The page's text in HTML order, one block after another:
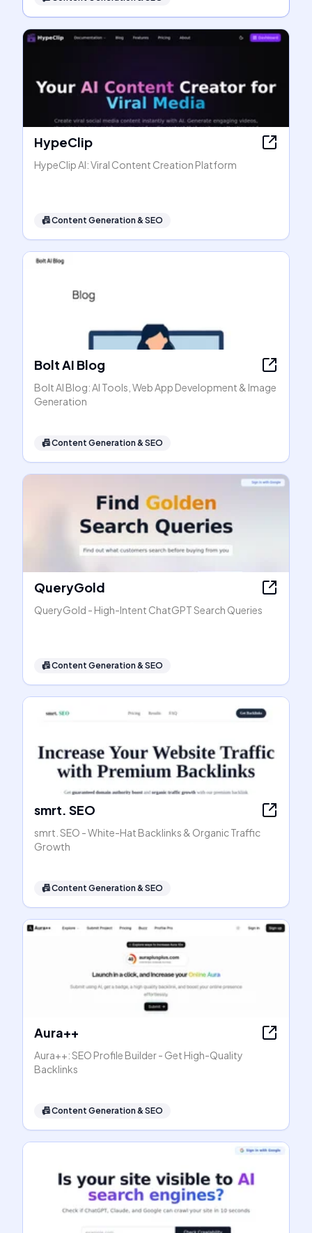
HypeClip
HypeClip AI: Viral Content Creation Platform
📠Content Generation & SEO
Bolt AI Blog
Bolt AI Blog: AI Tools, Web App Development & Image
Generation
📠Content Generation & SEO
QueryGold
QueryGold - High-Intent ChatGPT Search Queries
📠Content Generation & SEO
smrt. SEO
smrt. SEO - White-Hat Backlinks & Organic Traffic
Growth
📠Content Generation & SEO
Aura++
Aura++: SEO Profile Builder - Get High-Quality
Backlinks
📠Content Generation & SEO